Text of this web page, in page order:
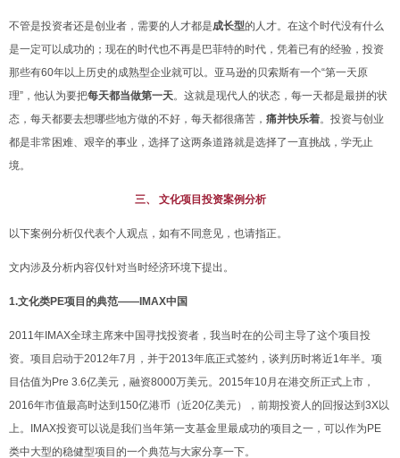
不管是投资者还是创业者，需要的人才都是成长型的人才。在这个时代没有什么
是一定可以成功的；现在的时代也不再是巴菲特的时代，凭着已有的经验，投资
那些有60年以上历史的成熟型企业就可以。亚马逊的贝索斯有一个“第一天原
理”，他认为要把每天都当做第一天。这就是现代人的状态，每一天都是最拼的状
态，每天都要去想哪些地方做的不好，每天都很痛苦， 痛并快乐着。投资与创业
都是非常困难、艰辛的事业，选择了这两条道路就是选择了一直挑战，学无止
境。
三、 文化项目投资案例分析
以下案例分析仅代表个人观点，如有不同意见，也请指正。
文内涉及分析内容仅针对当时经济环境下提出。
1.文化类PE项目的典范——IMAX中国
2011年IMAX全球主席来中国寻找投资者，我当时在的公司主导了这个项目投
资。项目启动于2012年7月，并于2013年底正式签约，谈判历时将近1年半。项
目估值为Pre 3.6亿美元，融资8000万美元。2015年10月在港交所正式上市，
2016年市值最高时达到150亿港币（近20亿美元），前期投资人的回报达到3X以
上。IMAX投资可以说是我们当年第一支基金里最成功的项目之一，可以作为PE
类中大型的稳健型项目的一个典范与大家分享一下。